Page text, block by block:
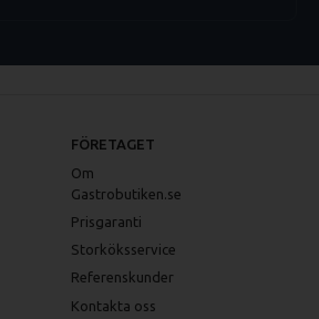
FÖRETAGET
Om
Gastrobutiken.se
Prisgaranti
Storköksservice
Referenskunder
Kontakta oss